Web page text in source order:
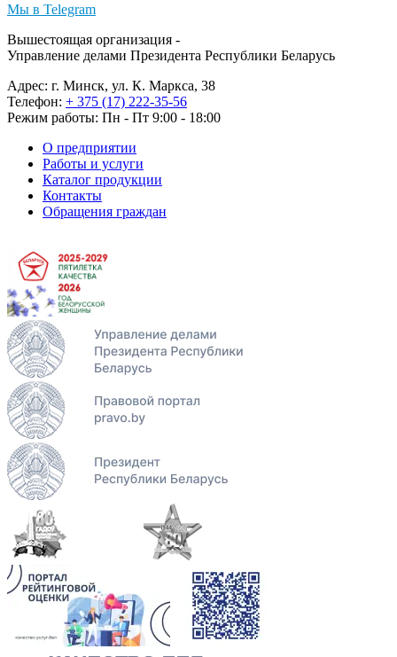
Мы в Telegram
Вышестоящая организация -
Управление делами Президента Республики Беларусь
Адрес: г. Минск, ул. К. Маркса, 38
Телефон: + 375 (17) 222-35-56
Режим работы: Пн - Пт 9:00 - 18:00
О предприятии
Работы и услуги
Каталог продукции
Контакты
Обращения граждан